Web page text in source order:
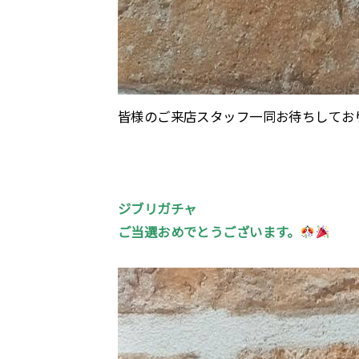
皆様のご来店スタッフ一同お待ちしてお
ジブリガチャ
ご当選おめでとうございます。